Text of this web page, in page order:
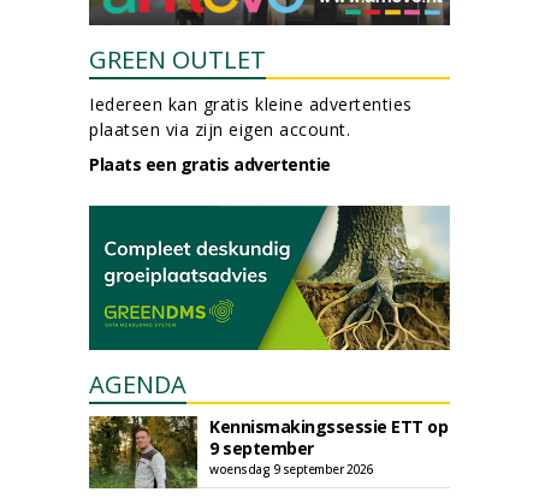
GREEN OUTLET
Iedereen kan gratis kleine advertenties
plaatsen via zijn eigen account.
Plaats een gratis advertentie
AGENDA
Kennismakingssessie ETT op
9 september
woensdag 9 september 2026